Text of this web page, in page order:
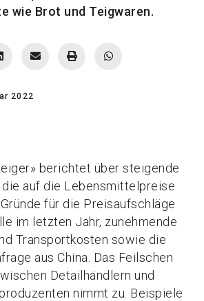
wie Brot und Teigwaren.
2022
berichtet über steigende
auf die Lebensmittelpreise
für die Preisaufschläge
im letzten Jahr, zunehmende
Transportkosten sowie die
aus China. Das Feilschen
Detailhändlern und
nimmt zu. Beispiele